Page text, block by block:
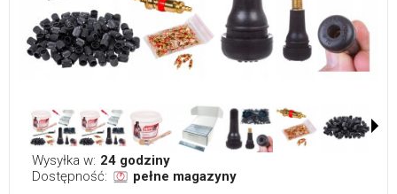
Wysyłka w: 24 godziny
Dostępność:
pełne magazyny